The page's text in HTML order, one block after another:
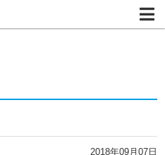
2018年09月07日